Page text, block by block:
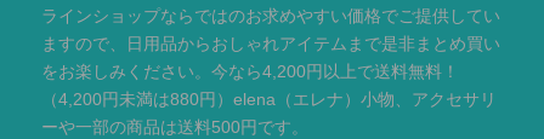
ラインショップならではのお求めやすい価格でご提供してい
ますので、日用品からおしゃれアイテムまで是非まとめ買い
をお楽しみください。今なら4,200円以上で送料無料！
（4,200円未満は880円）elena（エレナ）小物、アクセサリ
ーや一部の商品は送料500円です。